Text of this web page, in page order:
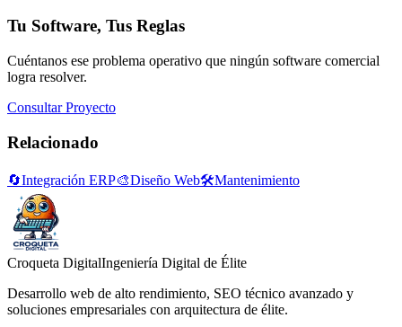
Tu Software, Tus Reglas
Cuéntanos ese problema operativo que ningún software comercial
logra resolver.
Consultar Proyecto
Relacionado
🔄Integración ERP🎨Diseño Web🛠️Mantenimiento
Croqueta DigitalIngeniería Digital de Élite
Desarrollo web de alto rendimiento, SEO técnico avanzado y
soluciones empresariales con arquitectura de élite.